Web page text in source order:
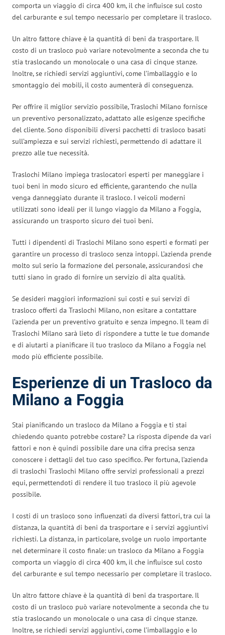
comporta un viaggio di circa 400 km, il che influisce sul costo
del carburante e sul tempo necessario per completare il trasloco.
Un altro fattore chiave è la quantità di beni da trasportare. Il
costo di un trasloco può variare notevolmente a seconda che tu
stia traslocando un monolocale o una casa di cinque stanze.
Inoltre, se richiedi servizi aggiuntivi, come l’imballaggio e lo
smontaggio dei mobili, il costo aumenterà di conseguenza.
Per offrire il miglior servizio possibile, Traslochi Milano fornisce
un preventivo personalizzato, adattato alle esigenze specifiche
del cliente. Sono disponibili diversi pacchetti di trasloco basati
sull’ampiezza e sui servizi richiesti, permettendo di adattare il
prezzo alle tue necessità.
Traslochi Milano impiega traslocatori esperti per maneggiare i
tuoi beni in modo sicuro ed efficiente, garantendo che nulla
venga danneggiato durante il trasloco. I veicoli moderni
utilizzati sono ideali per il lungo viaggio da Milano a Foggia,
assicurando un trasporto sicuro dei tuoi beni.
Tutti i dipendenti di Traslochi Milano sono esperti e formati per
garantire un processo di trasloco senza intoppi. L’azienda prende
molto sul serio la formazione del personale, assicurandosi che
tutti siano in grado di fornire un servizio di alta qualità.
Se desideri maggiori informazioni sui costi e sui servizi di
trasloco offerti da Traslochi Milano, non esitare a contattare
l’azienda per un preventivo gratuito e senza impegno. Il team di
Traslochi Milano sarà lieto di rispondere a tutte le tue domande
e di aiutarti a pianificare il tuo trasloco da Milano a Foggia nel
modo più efficiente possibile.
Esperienze di un Trasloco da
Milano a Foggia
Stai pianificando un trasloco da Milano a Foggia e ti stai
chiedendo quanto potrebbe costare? La risposta dipende da vari
fattori e non è quindi possibile dare una cifra precisa senza
conoscere i dettagli del tuo caso specifico. Per fortuna, l’azienda
di traslochi Traslochi Milano offre servizi professionali a prezzi
equi, permettendoti di rendere il tuo trasloco il più agevole
possibile.
I costi di un trasloco sono influenzati da diversi fattori, tra cui la
distanza, la quantità di beni da trasportare e i servizi aggiuntivi
richiesti. La distanza, in particolare, svolge un ruolo importante
nel determinare il costo finale: un trasloco da Milano a Foggia
comporta un viaggio di circa 400 km, il che influisce sul costo
del carburante e sul tempo necessario per completare il trasloco.
Un altro fattore chiave è la quantità di beni da trasportare. Il
costo di un trasloco può variare notevolmente a seconda che tu
stia traslocando un monolocale o una casa di cinque stanze.
Inoltre, se richiedi servizi aggiuntivi, come l’imballaggio e lo